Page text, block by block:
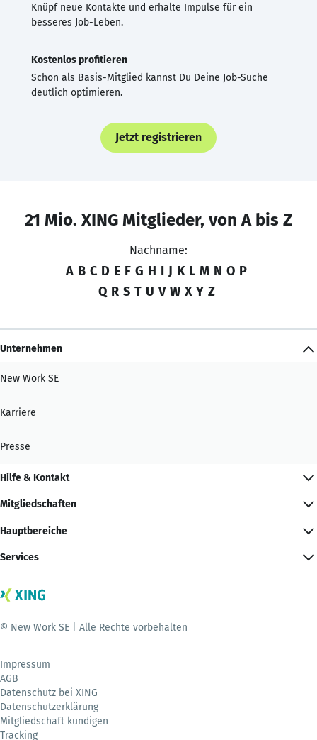
Knüpf neue Kontakte und erhalte Impulse für ein
besseres Job-Leben.
Kostenlos profitieren
Schon als Basis-Mitglied kannst Du Deine Job-Suche
deutlich optimieren.
Jetzt registrieren
21 Mio. XING Mitglieder, von A bis Z
Nachname:
A B C D E F G H I J K L M N O P
Q R S T U V W X Y Z
Unternehmen
New Work SE
Karriere
Presse
Hilfe & Kontakt
Mitgliedschaften
Hauptbereiche
Services
© New Work SE | Alle Rechte vorbehalten
Impressum
AGB
Datenschutz bei XING
Datenschutzerklärung
Mitgliedschaft kündigen
Tracking